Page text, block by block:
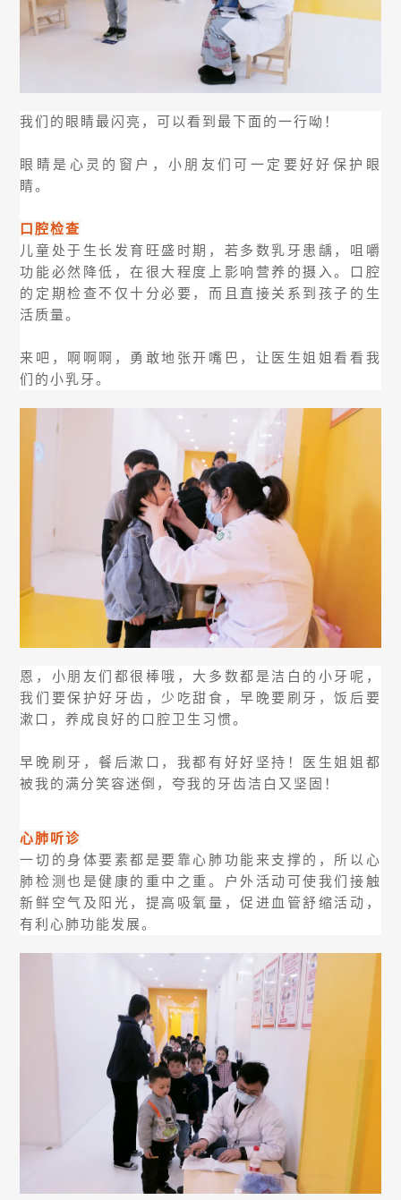
我们的眼睛最闪亮，可以看到最下面的一行呦！
眼睛是心灵的窗户，小朋友们可一定要好好保护眼
睛。
口腔检查
儿童处于生长发育旺盛时期，若多数乳牙患龋，咀嚼
功能必然降低，在很大程度上影响营养的摄入。口腔
的定期检查不仅十分必要，而且直接关系到孩子的生
活质量。
来吧，啊啊啊，勇敢地张开嘴巴，让医生姐姐看看我
们的小乳牙。
恩，小朋友们都很棒哦，大多数都是洁白的小牙呢，
我们要保护好牙齿，少吃甜食，早晚要刷牙，饭后要
漱口，养成良好的口腔卫生习惯。
早晚刷牙，餐后漱口，我都有好好坚持！医生姐姐都
被我的满分笑容迷倒，夸我的牙齿洁白又坚固！
心肺听诊
一切的身体要素都是要靠心肺功能来支撑的，所以心
肺检测也是健康的重中之重。户外活动可使我们接触
新鲜空气及阳光，提高吸氧量，促进血管舒缩活动，
有利心肺功能发展。